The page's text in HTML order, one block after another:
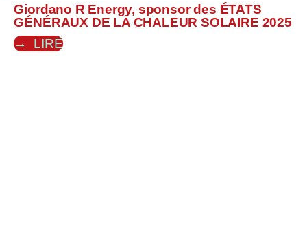
Giordano R Energy, sponsor des ÉTATS
GÉNÉRAUX DE LA CHALEUR SOLAIRE 2025
LIRE